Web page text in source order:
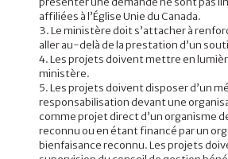
affiliées à l’Église Unie du Canada.
Le ministère doit s’attacher à
aller au-delà de la prestation d’un
Les projets doivent mettre en
ministère.
Les projets doivent disposer d’un
responsabilisation devant une
comme projet direct d’un organisme
reconnu ou en étant financé par un
bienfaisance reconnu. Les projets